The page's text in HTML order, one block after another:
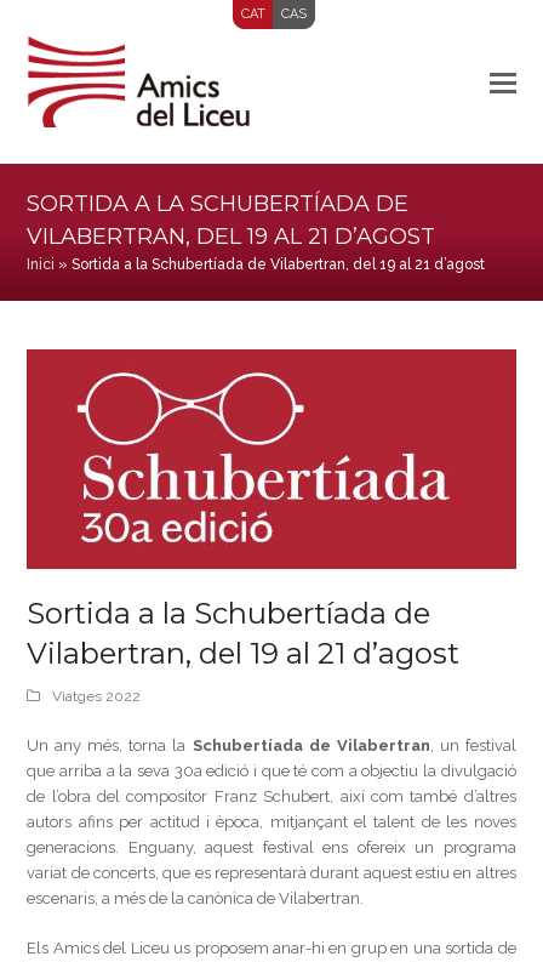
CAT CAS
SORTIDA A LA SCHUBERTÍADA DE
VILABERTRAN, DEL 19 AL 21 D’AGOST
Inici »Sortida a la Schubertíada de Vilabertran, del 19 al 21 d’agost
Sortida a la Schubertíada de
Vilabertran, del 19 al 21 d’agost
Viatges 2022
Un any més, torna la Schubertíada de Vilabertran , un festival
que arriba a la seva 30a edició i que té com a objectiu la divulgació
de l’obra del compositor Franz Schubert, així com també d’altres
autors afins per actitud i època, mitjançant el talent de les noves
generacions. Enguany, aquest festival ens ofereix un programa
variat de concerts, que es representarà durant aquest estiu en altres
escenaris, a més de la canònica de Vilabertran.
Els Amics del Liceu us proposem anar-hi en grup en una sortida de